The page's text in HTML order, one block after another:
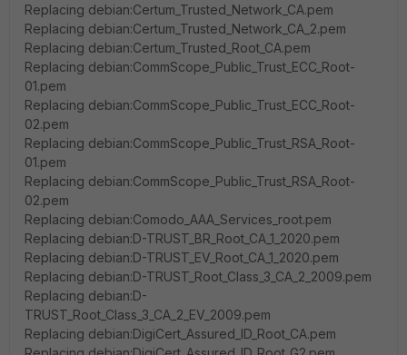
Replacing debian:Certum_Trusted_Network_CA.pem
Replacing debian:Certum_Trusted_Network_CA_2.pem
Replacing debian:Certum_Trusted_Root_CA.pem
Replacing debian:CommScope_Public_Trust_ECC_Root-
01.pem
Replacing debian:CommScope_Public_Trust_ECC_Root-
02.pem
Replacing debian:CommScope_Public_Trust_RSA_Root-
01.pem
Replacing debian:CommScope_Public_Trust_RSA_Root-
02.pem
Replacing debian:Comodo_AAA_Services_root.pem
Replacing debian:D-TRUST_BR_Root_CA_1_2020.pem
Replacing debian:D-TRUST_EV_Root_CA_1_2020.pem
Replacing debian:D-TRUST_Root_Class_3_CA_2_2009.pem
Replacing debian:D-
TRUST_Root_Class_3_CA_2_EV_2009.pem
Replacing debian:DigiCert_Assured_ID_Root_CA.pem